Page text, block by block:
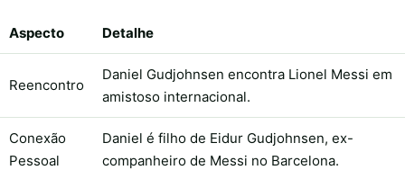
Aspecto Detalhe
Reencontro
Daniel Gudjohnsen encontra Lionel Messi em
amistoso internacional.
Conexão
Pessoal
Daniel é filho de Eidur Gudjohnsen, ex-
companheiro de Messi no Barcelona.